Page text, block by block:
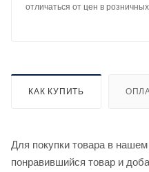
отличаться от цен в
КАК КУПИТЬ
Для покупки товара в
понравившийся товар и